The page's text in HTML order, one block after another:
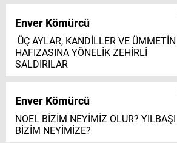
Enver Kömürcü
ÜÇ AYLAR, KANDİLLER VE ÜMMETİN
HAFIZASINA YÖNELİK ZEHİRLİ
SALDIRILAR
Enver Kömürcü
NOEL BİZİM NEYİMİZ OLUR? YILBAŞI
BİZİM NEYİMİZE?